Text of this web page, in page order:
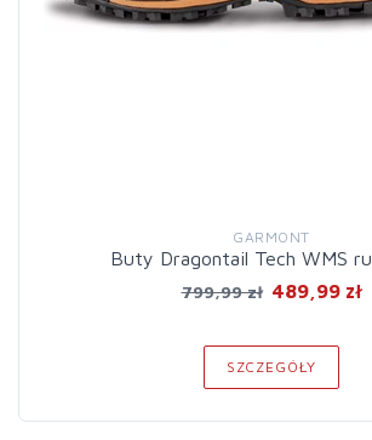
GARMONT
Buty Dragontail Tech WMS
799,99 zł 489,99 zł
SZCZEGÓŁY